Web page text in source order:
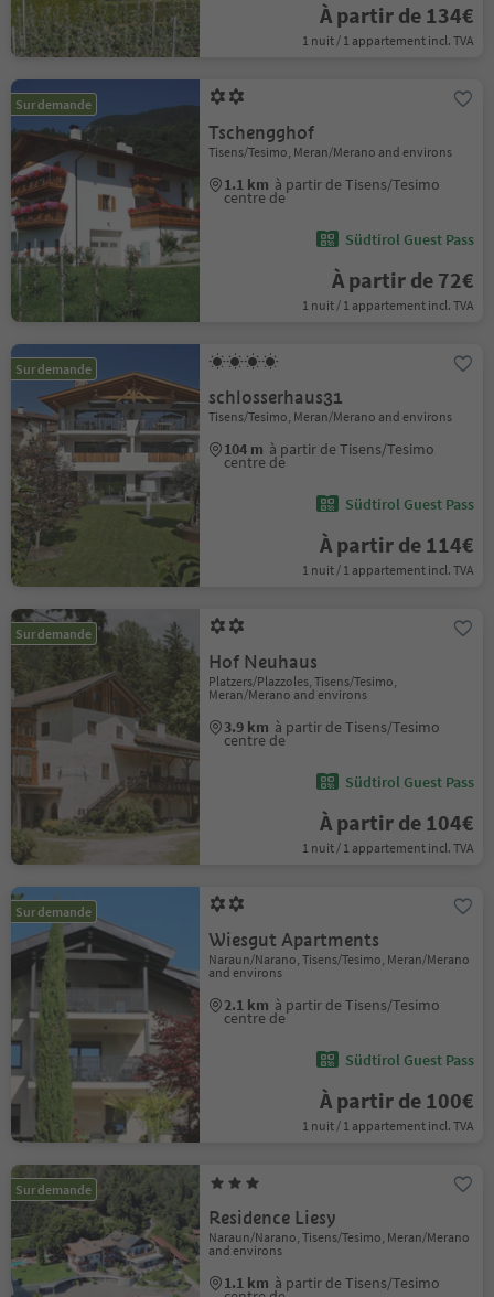
À partir de 134€
1 nuit / 1 appartement incl. TVA
Sur demande
Tschengghof
Tisens/Tesimo, Meran/Merano and environs
1.1 km à partir de Tisens/Tesimo
centre de
Südtirol Guest Pass
À partir de 72€
1 nuit / 1 appartement incl. TVA
Sur demande
schlosserhaus31
Tisens/Tesimo, Meran/Merano and environs
104 m à partir de Tisens/Tesimo
centre de
Südtirol Guest Pass
À partir de 114€
1 nuit / 1 appartement incl. TVA
Sur demande
Hof Neuhaus
Platzers/Plazzoles, Tisens/Tesimo,
Meran/Merano and environs
3.9 km à partir de Tisens/Tesimo
centre de
Südtirol Guest Pass
À partir de 104€
1 nuit / 1 appartement incl. TVA
Sur demande
Wiesgut Apartments
Naraun/Narano, Tisens/Tesimo, Meran/Merano
and environs
2.1 km à partir de Tisens/Tesimo
centre de
Südtirol Guest Pass
À partir de 100€
1 nuit / 1 appartement incl. TVA
Sur demande
Residence Liesy
Naraun/Narano, Tisens/Tesimo, Meran/Merano
and environs
1.1 km à partir de Tisens/Tesimo